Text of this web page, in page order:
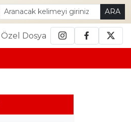
ARA
Özel Dosya